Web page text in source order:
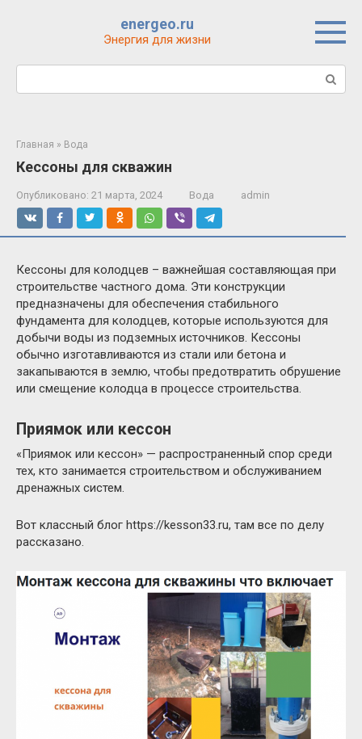
energeo.ru
Энергия для жизни
Поиск:
Главная » Вода
Кессоны для скважин
Опубликовано: 21 марта, 2024 Вода admin
Кессоны для колодцев – важнейшая составляющая при
строительстве частного дома. Эти конструкции
предназначены для обеспечения стабильного
фундамента для колодцев, которые используются для
добычи воды из подземных источников. Кессоны
обычно изготавливаются из стали или бетона и
закапываются в землю, чтобы предотвратить обрушение
или смещение колодца в процессе строительства.
Приямок или кессон
«Приямок или кессон» — распространенный спор среди
тех, кто занимается строительством и обслуживанием
дренажных систем.
Вот классный блог https://kesson33.ru, там все по делу
рассказано.